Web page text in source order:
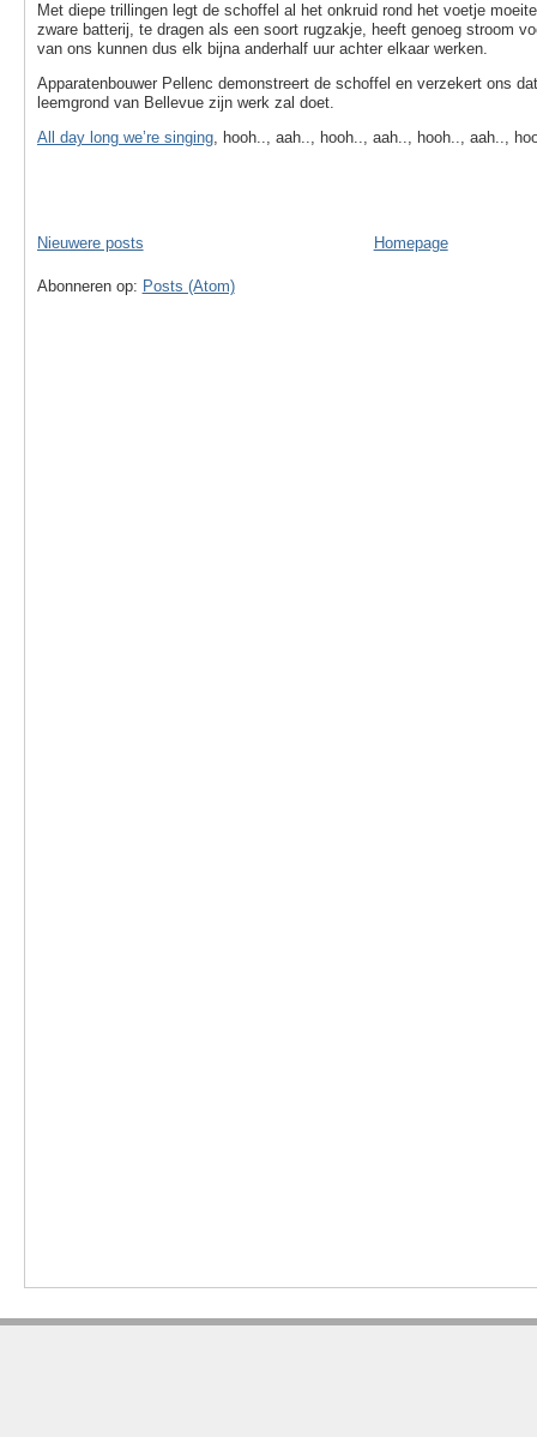
Met diepe trillingen legt de schoffel al het onkruid rond het voetje
zware batterij, te dragen als een soort rugzakje, heeft genoeg stroom
van ons kunnen dus elk bijna anderhalf uur achter elkaar werken.
Apparatenbouwer Pellenc demonstreert de schoffel en verzekert ons
leemgrond van Bellevue zijn werk zal doet.
All day long we’re singing, hooh.., aah.., hooh.., aah.., hooh.., aah..,
Nieuwere posts Homepage
Abonneren op: Posts (Atom)